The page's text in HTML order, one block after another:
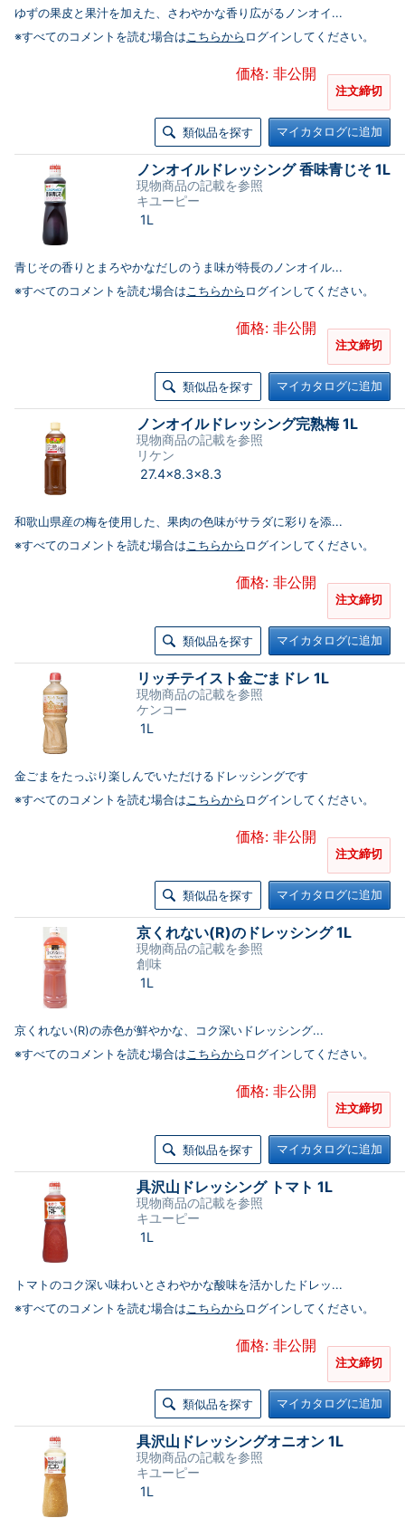
ゆずの果皮と果汁を加えた、さわやかな香り広がるノンオイ...
※すべてのコメントを読む場合はこちらから ログインしてください。
価格: 非公開
注文締切
類似品を探す マイカタログに追加
ノンオイルドレッシング 香味青じそ 1L
現物商品の記載を参照
キユーピー
1L
青じその香りとまろやかなだしのうま味が特長のノンオイル...
※すべてのコメントを読む場合はこちらから ログインしてください。
価格: 非公開
注文締切
類似品を探す マイカタログに追加
ノンオイルドレッシング完熟梅 1L
現物商品の記載を参照
リケン
27.4×8.3×8.3
和歌山県産の梅を使用した、果肉の色味がサラダに彩りを添...
※すべてのコメントを読む場合はこちらから ログインしてください。
価格: 非公開
注文締切
類似品を探す マイカタログに追加
リッチテイスト金ごまドレ 1L
現物商品の記載を参照
ケンコー
1L
金ごまをたっぷり楽しんでいただけるドレッシングです
※すべてのコメントを読む場合はこちらから ログインしてください。
価格: 非公開
注文締切
類似品を探す マイカタログに追加
京くれない(R)のドレッシング 1L
現物商品の記載を参照
創味
1L
京くれない(R)の赤色が鮮やかな、コク深いドレッシング...
※すべてのコメントを読む場合はこちらから ログインしてください。
価格: 非公開
注文締切
類似品を探す マイカタログに追加
具沢山ドレッシング トマト 1L
現物商品の記載を参照
キユーピー
1L
トマトのコク深い味わいとさわやかな酸味を活かしたドレッ...
※すべてのコメントを読む場合はこちらから ログインしてください。
価格: 非公開
注文締切
類似品を探す マイカタログに追加
具沢山ドレッシングオニオン 1L
現物商品の記載を参照
キユーピー
1L